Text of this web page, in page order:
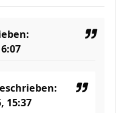
15:37